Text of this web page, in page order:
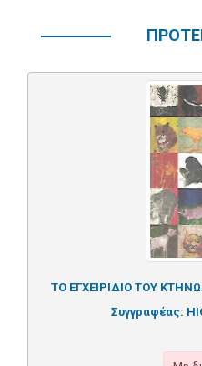
ΤΟ ΕΓΧΕΙΡΙΔΙΟ ΤΟΥ
Συγγραφέας: